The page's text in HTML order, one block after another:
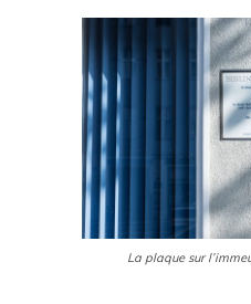
La plaque sur